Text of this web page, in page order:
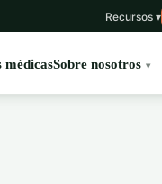
Recursos ▾
médicasSobre nosotros